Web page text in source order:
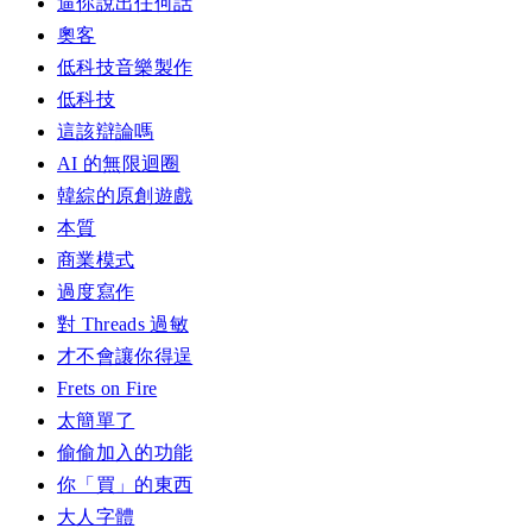
奧客
低科技音樂製作
低科技
這該辯論嗎
AI 的無限迴圈
韓綜的原創遊戲
本質
商業模式
過度寫作
對 Threads 過敏
才不會讓你得逞
Frets on Fire
太簡單了
偷偷加入的功能
你「買」的東西
大人字體